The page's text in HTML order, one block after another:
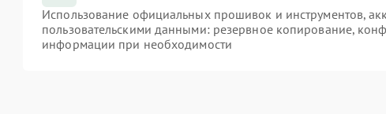
Использование официальных прошивок и инструментов,
пользовательскими данными: резервное копирование,
информации при необходимости